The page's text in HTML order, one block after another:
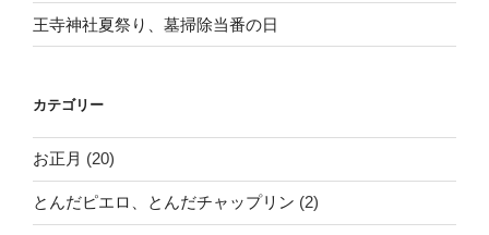
王寺神社夏祭り、墓掃除当番の日
カテゴリー
お正月 (20)
とんだピエロ、とんだチャップリン (2)